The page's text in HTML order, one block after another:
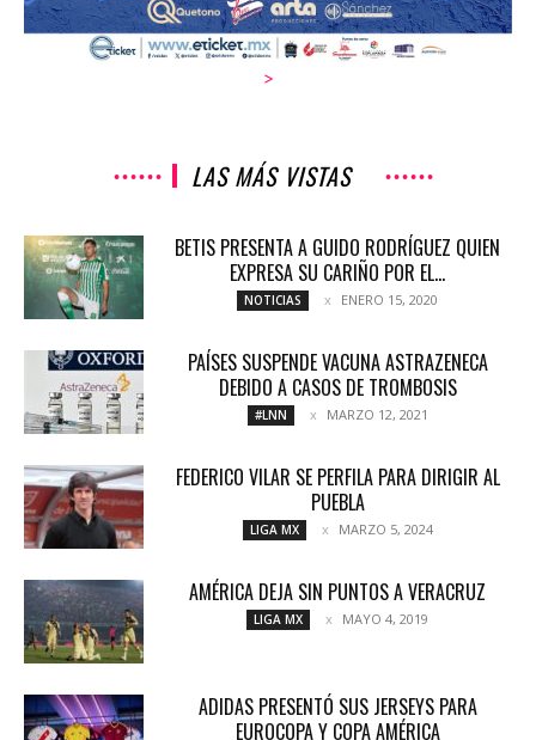
>
LAS MÁS VISTAS
BETIS PRESENTA A GUIDO RODRÍGUEZ QUIEN
EXPRESA SU CARIÑO POR EL...
NOTICIAS ENERO 15, 2020
PAÍSES SUSPENDE VACUNA ASTRAZENECA
DEBIDO A CASOS DE TROMBOSIS
#LNN MARZO 12, 2021
FEDERICO VILAR SE PERFILA PARA DIRIGIR AL
PUEBLA
LIGA MX MARZO 5, 2024
AMÉRICA DEJA SIN PUNTOS A VERACRUZ
LIGA MX MAYO 4, 2019
ADIDAS PRESENTÓ SUS JERSEYS PARA
EUROCOPA Y COPA AMÉRICA